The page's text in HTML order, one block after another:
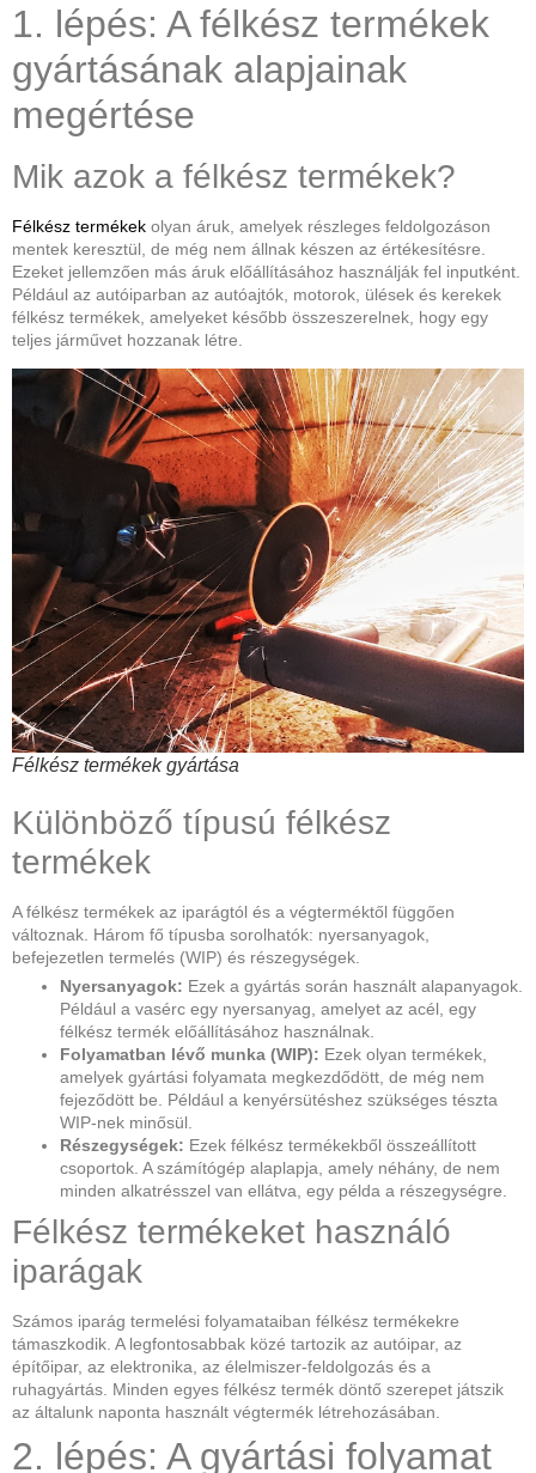
1. lépés: A félkész termékek
gyártásának alapjainak
megértése
Mik azok a félkész termékek?
Félkész termékek olyan áruk, amelyek részleges feldolgozáson
mentek keresztül, de még nem állnak készen az értékesítésre.
Ezeket jellemzően más áruk előállításához használják fel inputként.
Például az autóiparban az autóajtók, motorok, ülések és kerekek
félkész termékek, amelyeket később összeszerelnek, hogy egy
teljes járművet hozzanak létre.
Félkész termékek gyártása
Különböző típusú félkész
termékek
A félkész termékek az iparágtól és a végterméktől függően
változnak. Három fő típusba sorolhatók: nyersanyagok,
befejezetlen termelés (WIP) és részegységek.
Nyersanyagok: Ezek a gyártás során használt alapanyagok.
Például a vasérc egy nyersanyag, amelyet az acél, egy
félkész termék előállításához használnak.
Folyamatban lévő munka (WIP): Ezek olyan termékek,
amelyek gyártási folyamata megkezdődött, de még nem
fejeződött be. Például a kenyérsütéshez szükséges tészta
WIP-nek minősül.
Részegységek: Ezek félkész termékekből összeállított
csoportok. A számítógép alaplapja, amely néhány, de nem
minden alkatrésszel van ellátva, egy példa a részegységre.
Félkész termékeket használó
iparágak
Számos iparág termelési folyamataiban félkész termékekre
támaszkodik. A legfontosabbak közé tartozik az autóipar, az
építőipar, az elektronika, az élelmiszer-feldolgozás és a
ruhagyártás. Minden egyes félkész termék döntő szerepet játszik
az általunk naponta használt végtermék létrehozásában.
2. lépés: A gyártási folyamat